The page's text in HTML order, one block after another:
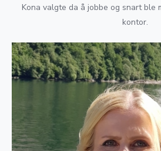
Kona valgte da å jobbe og snart ble
kontor.